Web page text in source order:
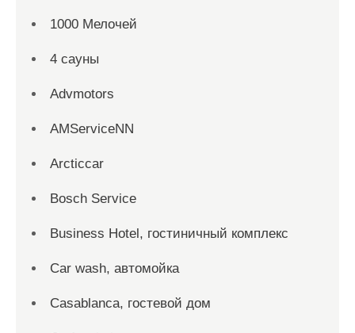
1000 Мелочей
4 сауны
Advmotors
AMServiceNN
Arcticcar
Bosch Service
Business Hotel, гостиничный комплекс
Car wash, автомойка
Casablanca, гостевой дом